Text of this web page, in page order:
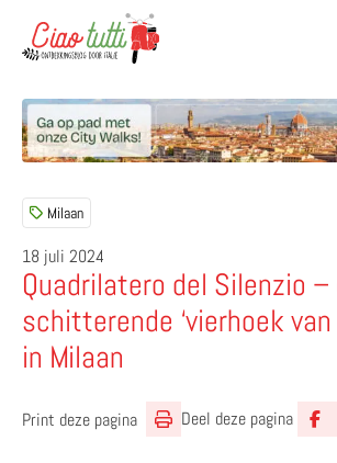
Milaan
18 juli 2024
Quadrilatero del Silenzio
schitterende ‘vierhoek
in Milaan
Print deze pagina Deel deze pagina